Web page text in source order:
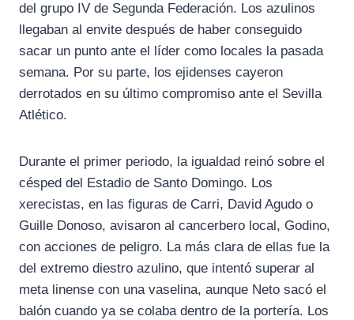
del grupo IV de Segunda Federación. Los azulinos
llegaban al envite después de haber conseguido
sacar un punto ante el líder como locales la pasada
semana. Por su parte, los ejidenses cayeron
derrotados en su último compromiso ante el Sevilla
Atlético.
Durante el primer periodo, la igualdad reinó sobre el
césped del Estadio de Santo Domingo. Los
xerecistas, en las figuras de Carri, David Agudo o
Guille Donoso, avisaron al cancerbero local, Godino,
con acciones de peligro. La más clara de ellas fue la
del extremo diestro azulino, que intentó superar al
meta linense con una vaselina, aunque Neto sacó el
balón cuando ya se colaba dentro de la portería. Los